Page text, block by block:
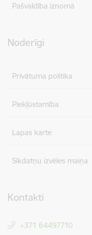
Pašvaldība iznomā
Noderīgi
Privātuma politika
Piekļūstamība
Lapas karte
Sīkdatņu izvēles maiņa
Kontakti
+371 64497710